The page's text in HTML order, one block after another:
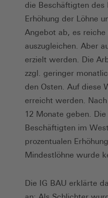
die Beschäftigten des
Erhöhung der Löhne
Angebot ab, es
auszugleichen. Aber
erzielt werden. Die
zzgl. geringer
den Osten. Auf diese
erreicht werden.
12 Monate geben.
Beschäftigten im
prozentualen
Mindestlöhne wurde
Die IG BAU erklärte